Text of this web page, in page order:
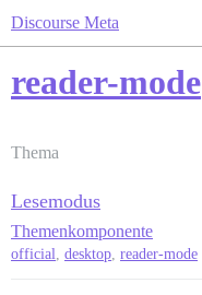
Discourse Meta
reader-mode
Thema
Lesemodus
Themenkomponente
official, desktop, reader-mode